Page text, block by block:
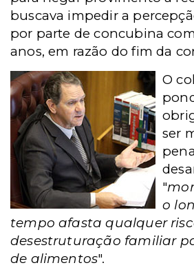
buscava impedir a
por parte de concubina
anos, em razão do fim da
O
ser
"
o
tempo afasta qualquer
desestruturação familiar
de alimentos".